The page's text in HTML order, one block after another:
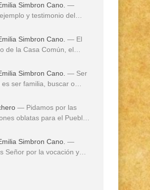
Simbron Cano. —
y testimonio del
Simbron Cano. — El
de la Casa Común, el
Simbron Cano. — Ser
es ser familia, buscar o
— Pidamos por las
oblatas para el Pueblo
Simbron Cano. —
Señor por la vocación y